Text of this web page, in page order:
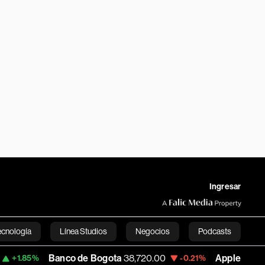
Ingresar
Línea Studios Negocios Podcasts
English
Banco de Bogota 38,720.00 -0.21% Apple 310.94